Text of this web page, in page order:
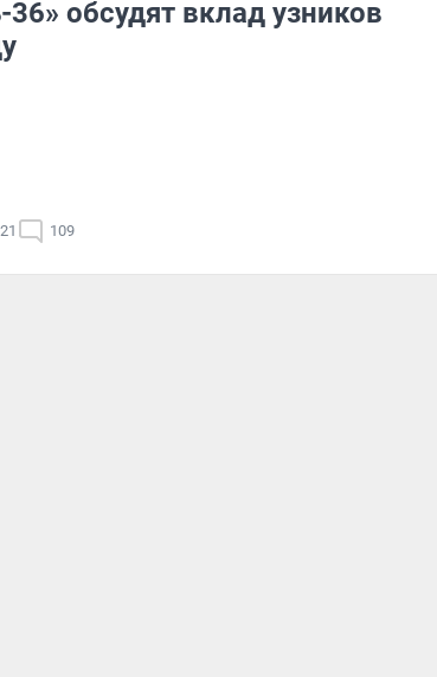
обсудят вклад узников
109